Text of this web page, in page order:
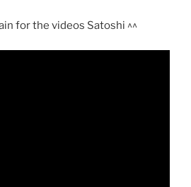
for the videos Satoshi ^^